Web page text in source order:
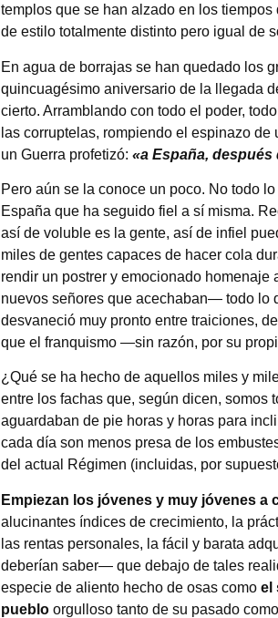
templos que se han alzado en los
de estilo totalmente distinto pero igual de
En agua de borrajas se han quedado los
quincuagésimo aniversario de la llegada
cierto. Arramblando con todo el poder,
las corruptelas, rompiendo el espinazo
un Guerra profetizó: «a España, después
Pero aún se la conoce un poco. No todo
España que ha seguido fiel a sí misma.
así de voluble es la gente, así de infiel
miles de gentes capaces de hacer cola
rendir un postrer y emocionado
nuevos señores que acechaban— todo lo
desvaneció muy pronto entre traiciones,
que el franquismo —sin razón, por su
¿Qué se ha hecho de aquellos miles y
entre los fachas que, según dicen, somos
aguardaban de pie horas y horas para
cada día son menos presa de los
del actual Régimen (incluidas, por
Empiezan los jóvenes y muy jóvenes
alucinantes índices de crecimiento, la
las rentas personales, la fácil y barata
deberían saber— que debajo de tales
especie de aliento hecho de osas como el
pueblo orgulloso tanto de su pasado